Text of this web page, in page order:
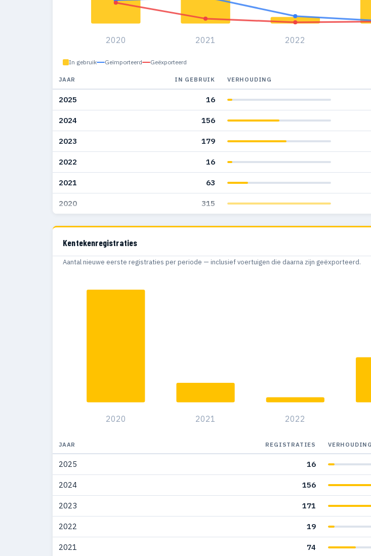
2020 2021 2022
In gebruik Geïmporteerd Geëxporteerd
JAAR IN GEBRUIK VERHOUDING
2025 16
2024 156
2023 179
2022 16
2021 63
2020 315
Kentekenregistraties
Aantal nieuwe eerste registraties per periode — inclusief voertuigen die daarna zijn geëxporteerd.
2020 2021 2022
JAAR REGISTRATIES VERHOUDING
2025 16
2024 156
2023 171
2022 19
2021 74